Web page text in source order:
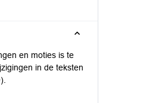
en moties is te
in de teksten